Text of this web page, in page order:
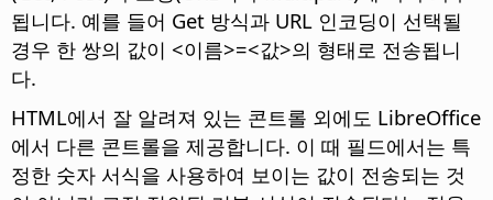
됩니다. 예를 들어 Get 방식과 URL 인코딩이 선택될
경우 한 쌍의 값이 <이름>=<값>의 형태로 전송됩니
다.
HTML에서 잘 알려져 있는 콘트롤 외에도 LibreOffice
에서 다른 콘트롤을 제공합니다. 이 때 필드에서는 특
정한 숫자 서식을 사용하여 보이는 값이 전송되는 것